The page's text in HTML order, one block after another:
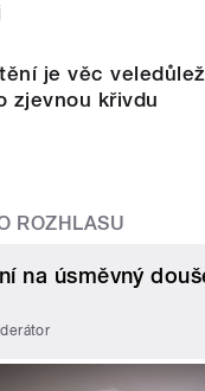
je věc
zjevnou křivdu
ROZHLASU
na úsměvný